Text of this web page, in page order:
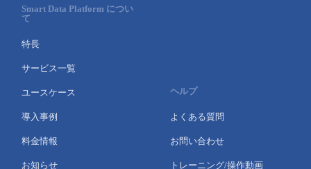
Smart Data Platform につい
て
特長
サービス一覧
ユースケース
導入事例
料金情報
お知らせ
ヘルプ
よくある質問
お問い合わせ
トレーニング/操作動画